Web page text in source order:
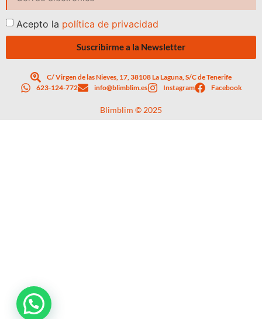
Acepto la política de privacidad
Suscribirme a la Newsletter
C/ Virgen de las Nieves, 17, 38108 La Laguna, S/C de Tenerife
623-124-772
info@blimblim.es Instagram Facebook
Blimblim © 2025